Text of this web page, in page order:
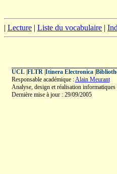
| Lecture | Liste du vocabulaire |
UCL| FLTR| Itinera Electronica|
Responsable académique :Alain Meurant
Analyse, design et réalisation informatiques
Dernière mise à jour : 29/09/2005